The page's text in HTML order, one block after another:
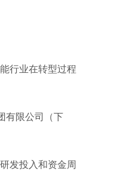
行业在转型过程
有限公司（下
发投入和资金周